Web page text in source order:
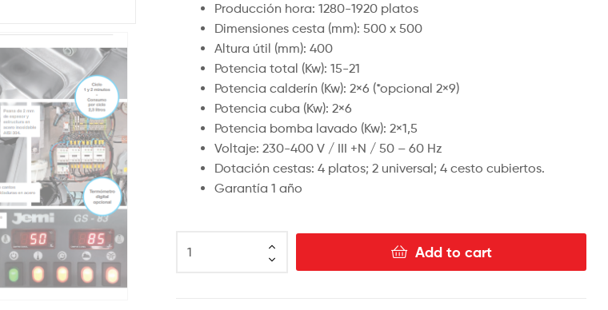
Producción hora: 1280-1920 platos
Dimensiones cesta (mm): 500 x 500
Altura útil (mm): 400
Potencia total (Kw): 15-21
Potencia calderín (Kw): 2×6 (*opcional 2×9)
Potencia cuba (Kw): 2×6
Potencia bomba lavado (Kw): 2×1,5
Voltaje: 230-400 V / III +N / 50 – 60 Hz
Dotación cestas: 4 platos; 2 universal; 4 cesto cubiertos.
Garantía 1 año
Add to cart